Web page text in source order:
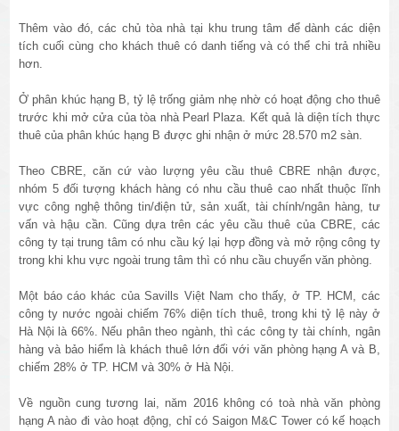
Thêm vào đó, các chủ tòa nhà tại khu trung tâm để dành các diện
tích cuối cùng cho khách thuê có danh tiếng và có thể chi trả nhiều
hơn.
Ở phân khúc hạng B, tỷ lệ trống giảm nhẹ nhờ có hoạt động cho thuê
trước khi mở cửa của tòa nhà Pearl Plaza. Kết quả là diện tích thực
thuê của phân khúc hạng B được ghi nhận ở mức 28.570 m2 sàn.
Theo CBRE, căn cứ vào lượng yêu cầu thuê CBRE nhận được,
nhóm 5 đối tượng khách hàng có nhu cầu thuê cao nhất thuộc lĩnh
vực công nghệ thông tin/điện tử, sản xuất, tài chính/ngân hàng, tư
vấn và hậu cần. Cũng dựa trên các yêu cầu thuê của CBRE, các
công ty tại trung tâm có nhu cầu ký lại hợp đồng và mở rộng công ty
trong khi khu vực ngoài trung tâm thì có nhu cầu chuyển văn phòng.
Một báo cáo khác của Savills Việt Nam cho thấy, ở TP. HCM, các
công ty nước ngoài chiếm 76% diện tích thuê, trong khi tỷ lệ này ở
Hà Nội là 66%. Nếu phân theo ngành, thì các công ty tài chính, ngân
hàng và bảo hiểm là khách thuê lớn đối với văn phòng hạng A và B,
chiếm 28% ở TP. HCM và 30% ở Hà Nội.
Về nguồn cung tương lai, năm 2016 không có toà nhà văn phòng
hạng A nào đi vào hoạt động, chỉ có Saigon M&C Tower có kế hoạch